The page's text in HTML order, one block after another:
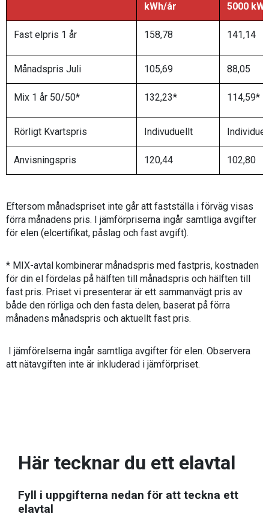
kWh/år
5000
Fast elpris 1 år 158,78 141,14
Månadspris Juli 105,69 88,05
Mix 1 år 50/50* 132,23* 114,59*
Rörligt Kvartspris Indivuduellt
Anvisningspris 120,44 102,80
Eftersom månadspriset inte går att fastställa i förväg visas
förra månadens pris. I jämförpriserna ingår samtliga avgifter
för elen (elcertifikat, påslag och fast avgift).
* MIX-avtal kombinerar månadspris med fastpris, kostnaden
för din el fördelas på hälften till månadspris och hälften till
fast pris. Priset vi presenterar är ett sammanvägt pris av
både den rörliga och den fasta delen, baserat på förra
månadens månadspris och aktuellt fast pris.
I jämförelserna ingår samtliga avgifter för elen. Observera
att nätavgiften inte är inkluderad i jämförpriset.
Här tecknar du ett elavtal
Fyll i uppgifterna nedan för att teckna ett
elavtal